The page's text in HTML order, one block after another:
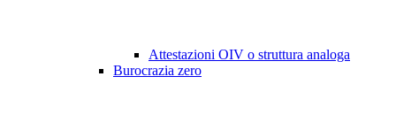
Attestazioni OIV o struttura analoga
Burocrazia zero